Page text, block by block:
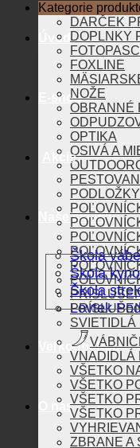
Úvod
E-shop
Akcie
Naše aktivity
Škola
Škola
Škola
Lovtek
Veľkoobchod
O nás
Kategorie
DARČEK
DOPLNKY
FOXLINE
NOŽE
OBRANNÉ
OPTIKA
OSIVÁ A
SVIETIDLÁ
VNADIDLÁ
VŠETKO
VŠETKO
VŠETKO
VŠETKO
ZBRANE A